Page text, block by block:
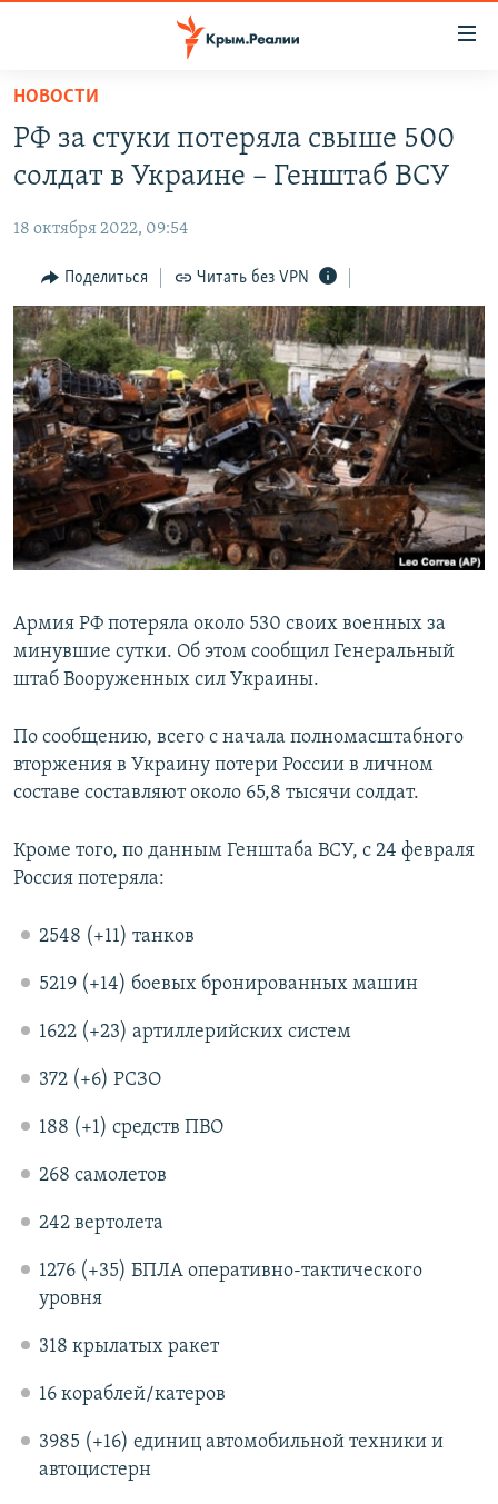
Вернуться
основному
содержанию
навигации
Вернутся
поиску
СПЕЦПРОЕКТЫ
КАРТА ВОЕННЫХ ОБЪЕКТОВ КРЫМА
11 ЛЕТ ОККУПАЦИИ КРЫМА. 11 ИСТОРИЙ СОПРОТИВЛЕНИЯ
ИСТОРИЯ
ЕЩЕ
ИНТЕРАКТИВ
ИНФОГРАФИКА
ТЕЛЕПРОЕКТ КРЫМ.РЕАЛИИ
СОВЕТЫ ПРАВОЗАЩИТНИКОВ
ПРОПАВШИЕ БЕЗ ВЕСТИ
ПОБЕДИТЕЛЕЙ НЕ СУДЯТ?
КРЫМ.НЕПОКОРЕННЫЙ
УКРАИНСКАЯ ПРОБЛЕМА КРЫМА
РАДІО СВОБОДА
КАК ОБОЙТИ БЛОКИРОВКУ
Українською
Qırımtatar
ПРИСОЕДИНЯЙТЕСЬ!
Все сайты RFE/RL
НОВОСТИ
РФ за стуки потеряла свыше 500
солдат в Украине – Генштаб ВСУ
18 октября 2022, 09:54
Поделиться Читать без VPN
Армия РФ потеряла около 530 своих военных за
минувшие сутки. Об этом сообщил Генеральный
штаб Вооруженных сил Украины.
По сообщению, всего с начала полномасштабного
вторжения в Украину потери России в личном
составе составляют около 65,8 тысячи солдат.
Кроме того, по данным Генштаба ВСУ, с 24 февраля
Россия потеряла:
2548 (+11) танков
5219 (+14) боевых бронированных машин
1622 (+23) артиллерийских систем
372 (+6) РСЗО
188 (+1) средств ПВО
268 самолетов
242 вертолета
1276 (+35) БПЛА оперативно-тактического
уровня
318 крылатых ракет
16 кораблей/катеров
3985 (+16) единиц автомобильной техники и
автоцистерн